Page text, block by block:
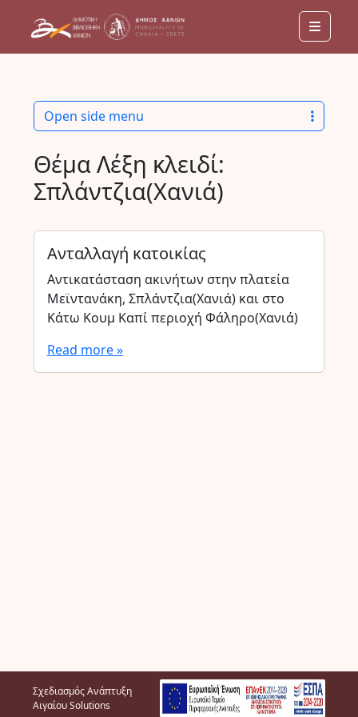
Menu
Θέμα Λέξη κλειδί:
Σπλάντζια(Χανιά)
Ανταλλαγή κατοικίας
Αντικατάσταση ακινήτων στην πλατεία
Μεϊντανάκη, Σπλάντζια(Χανιά) και στο
Κάτω Κουμ Καπί περιοχή Φάληρο(Χανιά)
Read more »
Open side menu
Σχεδιασμός Ανάπτυξη
Αιγαίου Solutions